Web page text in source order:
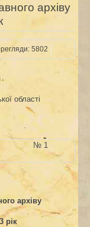
архіву
5802
області
№ 1
архіву
рік